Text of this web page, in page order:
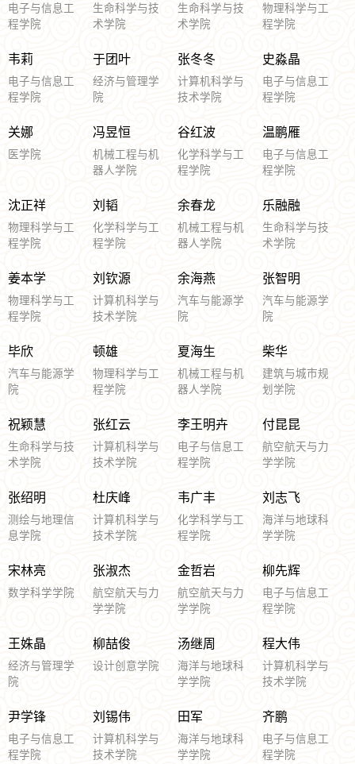
电子与信息工
程学院
生命科学与技
术学院
生命科学与技
术学院
物理科学与工
程学院
韦莉
电子与信息工
程学院
于团叶
经济与管理学
院
张冬冬
计算机科学与
技术学院
史淼晶
电子与信息工
程学院
关娜
医学院
冯昱恒
机械工程与机
器人学院
谷红波
化学科学与工
程学院
温鹏雁
电子与信息工
程学院
沈正祥
物理科学与工
程学院
刘韬
化学科学与工
程学院
余春龙
机械工程与机
器人学院
乐融融
生命科学与技
术学院
姜本学
物理科学与工
程学院
刘钦源
计算机科学与
技术学院
余海燕
汽车与能源学
院
张智明
汽车与能源学
院
毕欣
汽车与能源学
院
顿雄
物理科学与工
程学院
夏海生
机械工程与机
器人学院
柴华
建筑与城市规
划学院
祝颖慧
生命科学与技
术学院
张红云
计算机科学与
技术学院
李王明卉
电子与信息工
程学院
付昆昆
航空航天与力
学学院
张绍明
测绘与地理信
息学院
杜庆峰
计算机科学与
技术学院
韦广丰
化学科学与工
程学院
刘志飞
海洋与地球科
学学院
宋林亮
数学科学学院
张淑杰
航空航天与力
学学院
金哲岩
航空航天与力
学学院
柳先辉
电子与信息工
程学院
王姝晶
经济与管理学
院
柳喆俊
设计创意学院
汤继周
海洋与地球科
学学院
程大伟
计算机科学与
技术学院
尹学锋
电子与信息工
程学院
刘锡伟
计算机科学与
技术学院
田军
海洋与地球科
学学院
齐鹏
电子与信息工
程学院